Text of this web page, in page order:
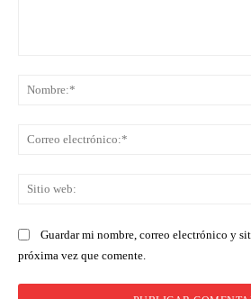
Guardar mi nombre, correo electrónico y
próxima vez que comente.